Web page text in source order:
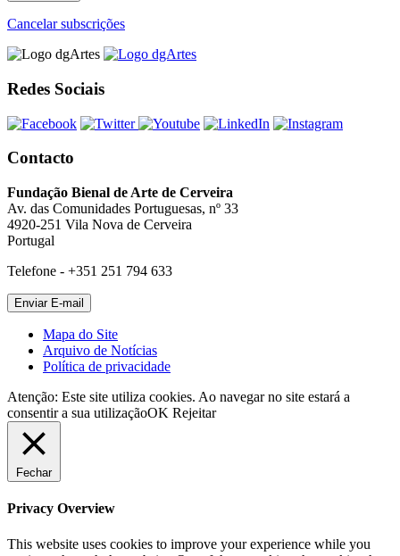
Cancelar subscrições
Redes Sociais
Contacto
Fundação Bienal de Arte de Cerveira
Av. das Comunidades Portuguesas, nº 33
4920-251 Vila Nova de Cerveira
Portugal
Telefone - +351 251 794 633
Mapa do Site
Arquivo de Notícias
Política de privacidade
Atenção: Este site utiliza cookies. Ao navegar no site estará a
consentir a sua utilizaçãoOK Rejeitar
Fechar
Privacy Overview
This website uses cookies to improve your experience while you